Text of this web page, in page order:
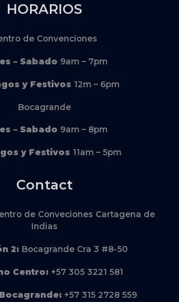
HORARIOS
de Convenciones
– Sabado 9am – 7pm
y Festivos 12m – 6pm
Bocagrande
– Sabado 9am – 8pm
y Festivos 11am – 5pm
Contact
de Conveciones Cartagena de
Indias
2: Bocagrande Cra 3 #8-50
Centro: +57 305 3221 581
+57 315 2728 559